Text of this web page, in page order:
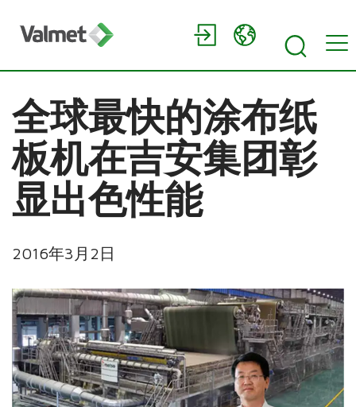
全球最快的涂布纸
板机在吉安集团彰
显出色性能
2016年3月2日